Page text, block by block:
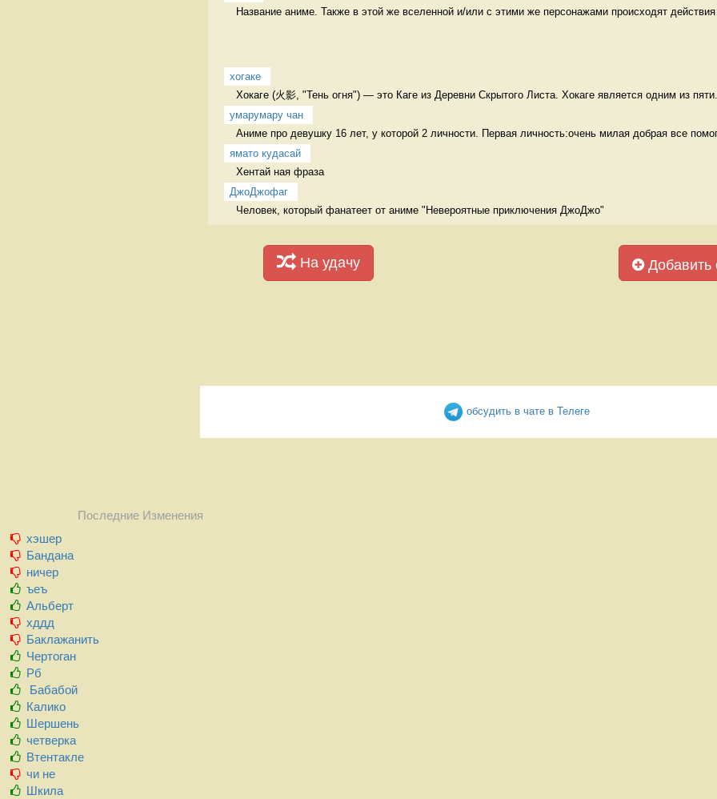
Название аниме. Также в этой же вселенной и/или с этими же персонажами происходят действия
хогаке
Хокаге (火影, "Тень огня") — это Каге из Деревни Скрытого Листа. Хокаге является одним из
умарумару чан
Аниме про девушку 16 лет, у которой 2 личности. Первая личность:очень милая добрая все
ямато кудасай
Хентай ная фраза
ДжоДжофаг
Человек, который фанатеет от аниме "Невероятные приключения ДжоДжо"
На удачу Добавить
обсудить в чате в Телеге
Последние Изменения
хэшер
Бандана
ничер
ъеъ
Альберт
хддд
Баклажанить
Чертоган
Рб
Бабабой
Калико
Шершень
четверка
Втентакле
чи не
Шкила